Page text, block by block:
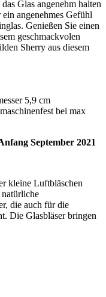
Glas angenehm halten
angenehmes Gefühl
Genießen Sie einen
geschmackvolen
Sherry aus diesem
5,9 cm
bei max
September 2021
kleine Luftbläschen
die auch für die
Die Glasbläser bringen